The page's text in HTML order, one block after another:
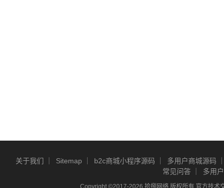
关于我们 Sitemap b2c商城小程序源码 多用户商城源码
常见问答
多用
Copyright ©2017-2026 拾捌网络 版权所有 官方技术